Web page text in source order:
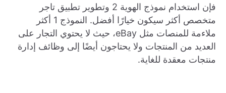
فإن استخدام نموذج الهوية 2 وتطوير تطبيق تاجر
متخصص أكثر سيكون خيارًا أفضل. النموذج 1 أكثر
ملاءمة للمنصات مثل eBay، حيث لا يحتوي التجار على
العديد من المنتجات ولا يحتاجون أيضًا إلى وظائف إدارة
منتجات معقدة للغاية.